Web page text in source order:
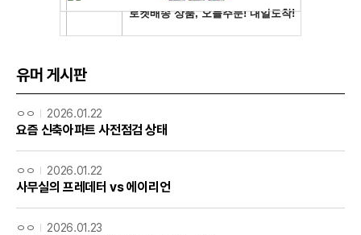
유머 게시판
ㅇㅇ 2026.01.22
요즘 신축아파트 사전점검 상태
ㅇㅇ 2026.01.22
사무실의 프레데터 vs 에이리언
ㅇㅇ 2026.01.23